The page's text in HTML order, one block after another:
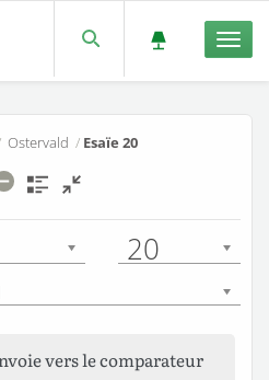
Ostervald / Esaïe 20
20
vers le comparateur